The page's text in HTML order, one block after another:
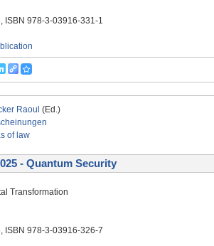
ISBN 978-3-03916-331-1
Raoul (Ed.)
of law
- Quantum Security
Transformation
ISBN 978-3-03916-326-7